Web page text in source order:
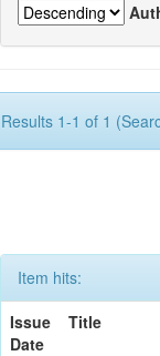
Results 1-1 of 1
Item hits:
Issue
Date
Title